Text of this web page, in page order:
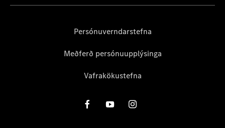
Persónuverndarstefna
Meðferð persónuupplýsinga
Vafrakökustefna